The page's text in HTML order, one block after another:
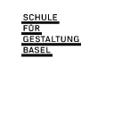
Aktuell